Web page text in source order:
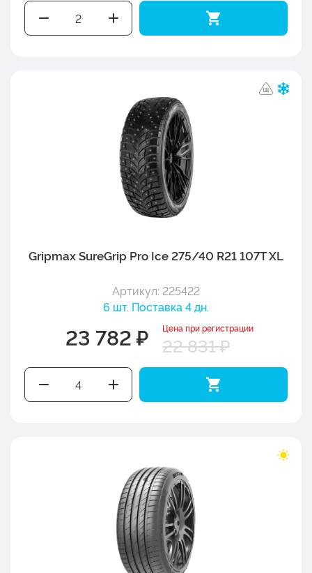
Gripmax SureGrip Pro Ice 275/40 R21 107T XL
Артикул: 225422
6 шт. Поставка 4 дн.
23 782 ₽ Цена при регистрации
22 831 ₽